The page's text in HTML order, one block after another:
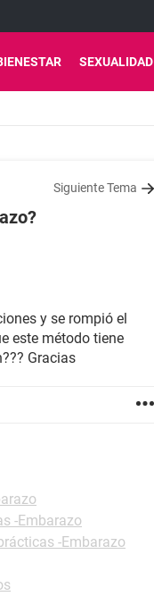
SEXUALIDAD
Siguiente Tema
y se rompió el
este método tiene
Gracias
-Embarazo
-Embarazo